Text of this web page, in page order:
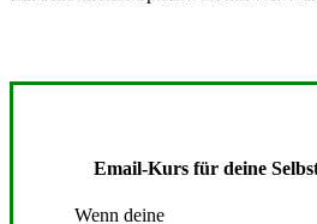
Email-Kurs für deine
Wenn deine